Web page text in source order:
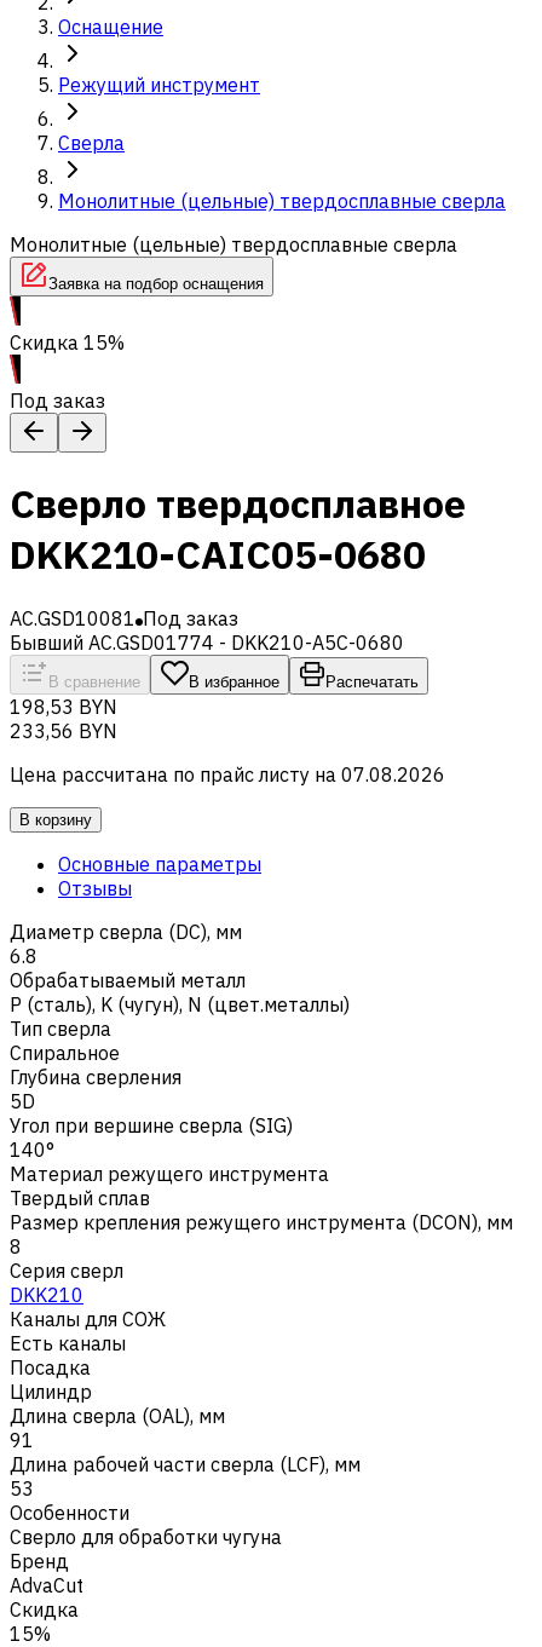
Оснащение
Режущий инструмент
Сверла
Монолитные (цельные) твердосплавные сверла
Монолитные (цельные) твердосплавные сверла
Заявка на подбор оснащения
Скидка 15%
Под заказ
Сверло твердосплавное
DKK210-CAIC05-0680
AC.GSD10081 Под заказ
Бывший AC.GSD01774 - DKK210-A5C-0680
В сравнение В избранное Распечатать
198,53 BYN
233,56 BYN
Цена рассчитана по прайс листу на 07.08.2026
В корзину
Основные параметры
Отзывы
Диаметр сверла (DC), мм
6.8
Обрабатываемый металл
Р (сталь), K (чугун), N (цвет.металлы)
Тип сверла
Спиральное
Глубина сверления
5D
Угол при вершине сверла (SIG)
140°
Материал режущего инструмента
Твердый сплав
Размер крепления режущего инструмента (DCON), мм
8
Серия сверл
DKK210
Каналы для СОЖ
Есть каналы
Посадка
Цилиндр
Длина сверла (OAL), мм
91
Длина рабочей части сверла (LCF), мм
53
Особенности
Сверло для обработки чугуна
Бренд
AdvaCut
Скидка
15%